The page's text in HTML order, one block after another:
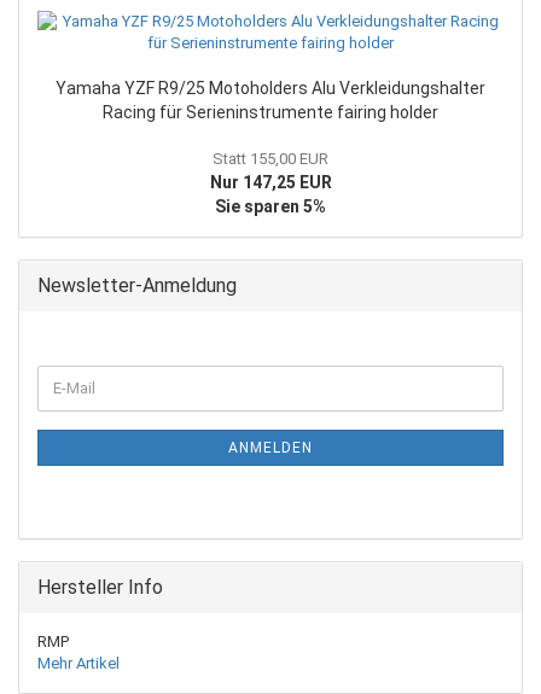
Yamaha YZF R9/25 Motoholders Alu Verkleidungshalter
Racing für Serieninstrumente fairing holder
Statt 155,00 EUR
Nur 147,25 EUR
Sie sparen 5%
Newsletter-Anmeldung
ZUR
NEWSLETTER-
E-
Mail
ANMELDEN
Hersteller Info
RMP
Mehr Artikel